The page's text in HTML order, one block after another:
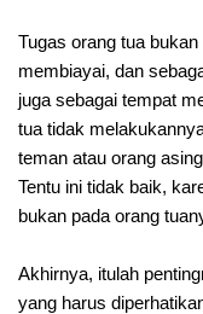
Tugas orang tua
membiayai, dan
juga sebagai tempat
tua tidak
teman atau orang
Tentu ini tidak baik,
bukan pada orang
Akhirnya, itulah
yang harus